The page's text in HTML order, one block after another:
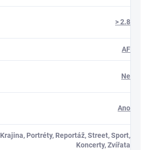
> 2.8
AF
Ne
Ano
Krajina, Portréty, Reportáž, Street, Sport,
Koncerty, Zvířata